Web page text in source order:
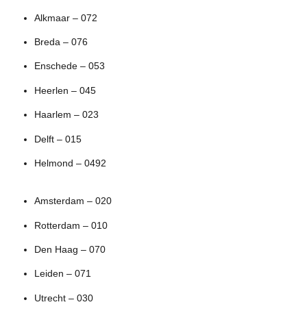
Alkmaar – 072
Breda – 076
Enschede – 053
Heerlen – 045
Haarlem – 023
Delft – 015
Helmond – 0492
Amsterdam – 020
Rotterdam – 010
Den Haag – 070
Leiden – 071
Utrecht – 030